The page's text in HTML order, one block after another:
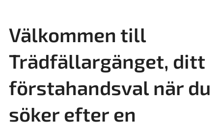
Välkommen till
Trädfällargänget, ditt
förstahandsval när du
söker efter en